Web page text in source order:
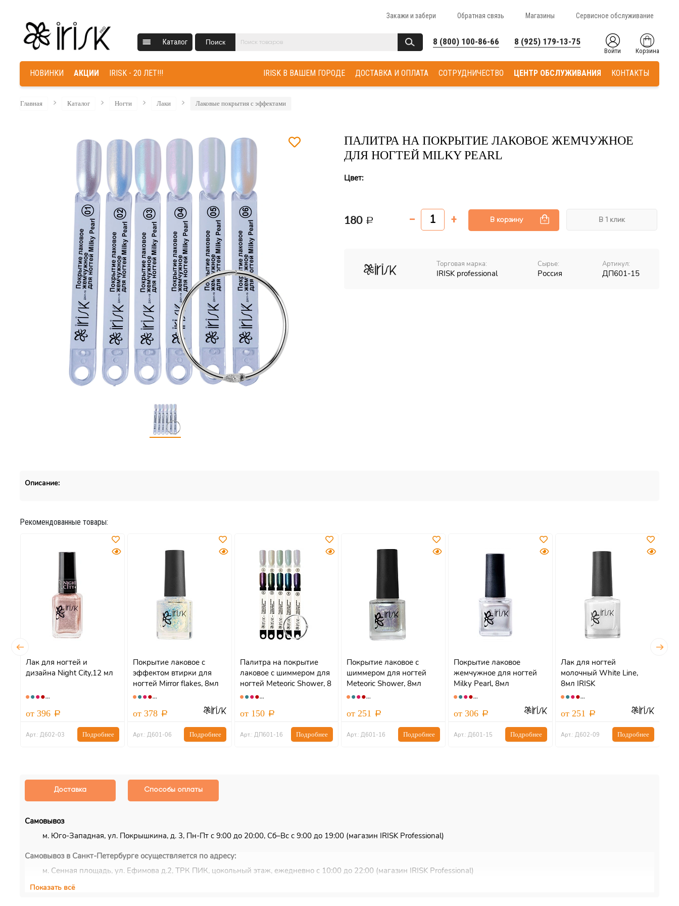
Закажи и забери Обратная связь Магазины Сервисное обслуживание
Каталог Поиск 8 (800) 100-86-66 8 (925) 179-13-75
Войти Корзина
НОВИНКИ АКЦИИ IRISK - 20 ЛЕТ!!! КОНТАКТЫ
ЦЕНТР ОБСЛУЖИВАНИЯ
СОТРУДНИЧЕСТВО
ДОСТАВКА И ОПЛАТА
IRISK В ВАШЕМ ГОРОДЕ
Главная Каталог Ногти Лаки Лаковые покрытия с эффектами
ПАЛИТРА НА ПОКРЫТИЕ ЛАКОВОЕ ЖЕМЧУЖНОЕ
ДЛЯ НОГТЕЙ MILKY PEARL
Цвет:
180 В корзину В 1 клик
Торговая марка:
IRISK professional
Сырье:
Россия
Артикул:
ДП601-15
Описание:
Рекомендованные товары:
Лак для ногтей и
дизайна Night City,12 мл
от 396
Арт.: Д602-03 Подробнее
Покрытие лаковое с
эффектом втирки для
ногтей Mirror flakes, 8мл
АКЦИЯ
от 378
Арт.: Д601-06 Подробнее
Палитра на покрытие
лаковое с шиммером для
ногтей Meteoric Shower, 8
мл, IRISK
от 150
Арт.: ДП601-16 Подробнее
Покрытие лаковое с
шиммером для ногтей
Meteoric Shower, 8мл
от 251
Арт.: Д601-16 Подробнее
Покрытие лаковое
жемчужное для ногтей
Milky Pearl, 8мл
от 306
Арт.: Д601-15 Подробнее
Лак для ногтей
молочный White Line,
8мл IRISK
от 251
Арт.: Д602-09 Подробнее
Доставка Способы оплаты
Самовывоз
м. Юго-Западная, ул. Покрышкина, д. 3, Пн-Пт с 9:00 до 20:00, Сб–Вс с 9:00 до 19:00 (магазин IRISK Professional)
Самовывоз в Санкт-Петербурге осуществляется по адресу:
м. Сенная площадь, ул. Ефимова д.2, ТРК ПИК, цокольный этаж, ежедневно с 10:00 до 22:00 (магазин IRISK Professional)
Курьерская доставка
Показать всё